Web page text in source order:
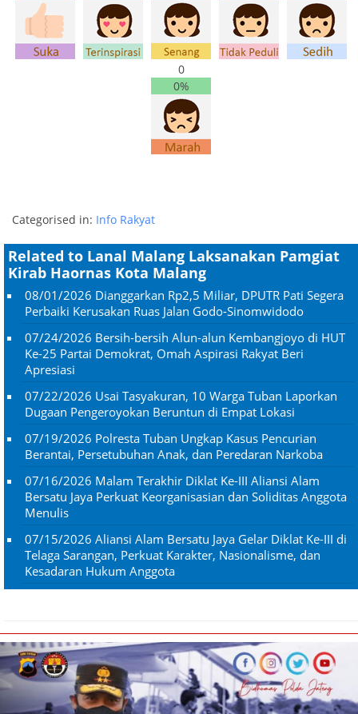
0
0%
Categorised in: Info Rakyat
Related to Lanal Malang Laksanakan Pamgiat
Kirab Haornas Kota Malang
08/01/2026 Dianggarkan Rp2,5 Miliar, DPUTR Pati Segera
Perbaiki Kerusakan Ruas Jalan Godo-Sinomwidodo
07/24/2026 Bersih-bersih Alun-alun Kembangjoyo di HUT
Ke-25 Partai Demokrat, Omah Aspirasi Rakyat Beri
Apresiasi
07/22/2026 Usai Tasyakuran, 10 Warga Tuban Laporkan
Dugaan Pengeroyokan Beruntun di Empat Lokasi
07/19/2026 Polresta Tuban Ungkap Kasus Pencurian
Berantai, Persetubuhan Anak, dan Peredaran Narkoba
07/16/2026 Malam Terakhir Diklat Ke-III Aliansi Alam
Bersatu Jaya Perkuat Keorganisasian dan Soliditas Anggota
Menulis
07/15/2026 Aliansi Alam Bersatu Jaya Gelar Diklat Ke-III di
Telaga Sarangan, Perkuat Karakter, Nasionalisme, dan
Kesadaran Hukum Anggota